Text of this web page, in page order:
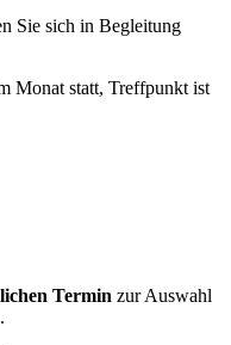
Sie sich in Beglei­tung
Monat statt, Treff­punkt ist
Termin zur Auswahl